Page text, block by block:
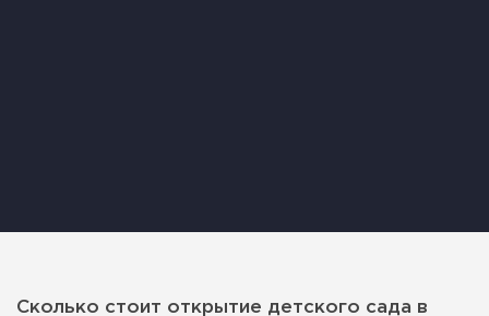
Сколько стоит открытие детского сада в